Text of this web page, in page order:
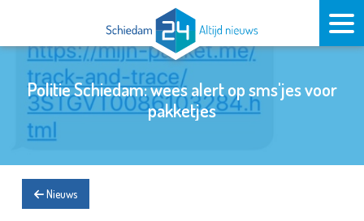
Politie Schiedam: wees alert op sms'jes voor
pakketjes
Nieuws